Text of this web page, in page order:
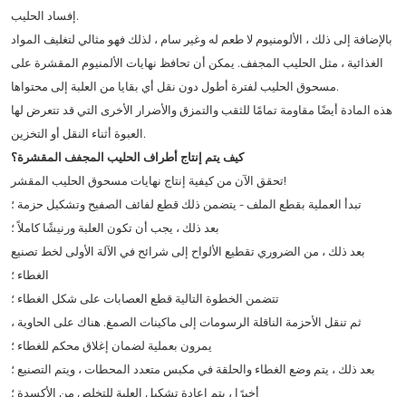
إفساد الحليب.
بالإضافة إلى ذلك ، الألومنيوم لا طعم له وغير سام ، لذلك فهو مثالي لتغليف المواد
الغذائية ، مثل الحليب المجفف. يمكن أن تحافظ نهايات الألمنيوم المقشرة على
مسحوق الحليب لفترة أطول دون نقل أي بقايا من العلبة إلى محتواها.
هذه المادة أيضًا مقاومة تمامًا للثقب والتمزق والأضرار الأخرى التي قد تتعرض لها
العبوة أثناء النقل أو التخزين.
كيف يتم إنتاج أطراف الحليب المجفف المقشرة؟
تحقق الآن من كيفية إنتاج نهايات مسحوق الحليب المقشر!
تبدأ العملية بقطع الملف - يتضمن ذلك قطع لفائف الصفيح وتشكيل حزمة ؛
بعد ذلك ، يجب أن تكون العلبة ورنيشًا كاملاً ؛
بعد ذلك ، من الضروري تقطيع الألواح إلى شرائح في الآلة الأولى لخط تصنيع
الغطاء ؛
تتضمن الخطوة التالية قطع العصابات على شكل الغطاء ؛
ثم تنقل الأحزمة الناقلة الرسومات إلى ماكينات الصمغ. هناك على الحاوية ،
يمرون بعملية لضمان إغلاق محكم للغطاء ؛
بعد ذلك ، يتم وضع الغطاء والحلقة في مكبس متعدد المحطات ، ويتم التصنيع ؛
أخيرًا ، يتم إعادة تشكيل العلبة للتخلص من الأكسدة ؛